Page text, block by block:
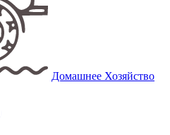
Домашнее Хозяйство